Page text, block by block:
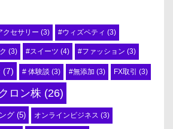
クセサリー (3) #ウィズペティ (3)
(3) #スイーツ (4) #ファッション (3)
(7) # 体験談 (3) #無添加 (3) FX取引 (3)
ロン株 (26)
グ (5) オンラインビジネス (3)